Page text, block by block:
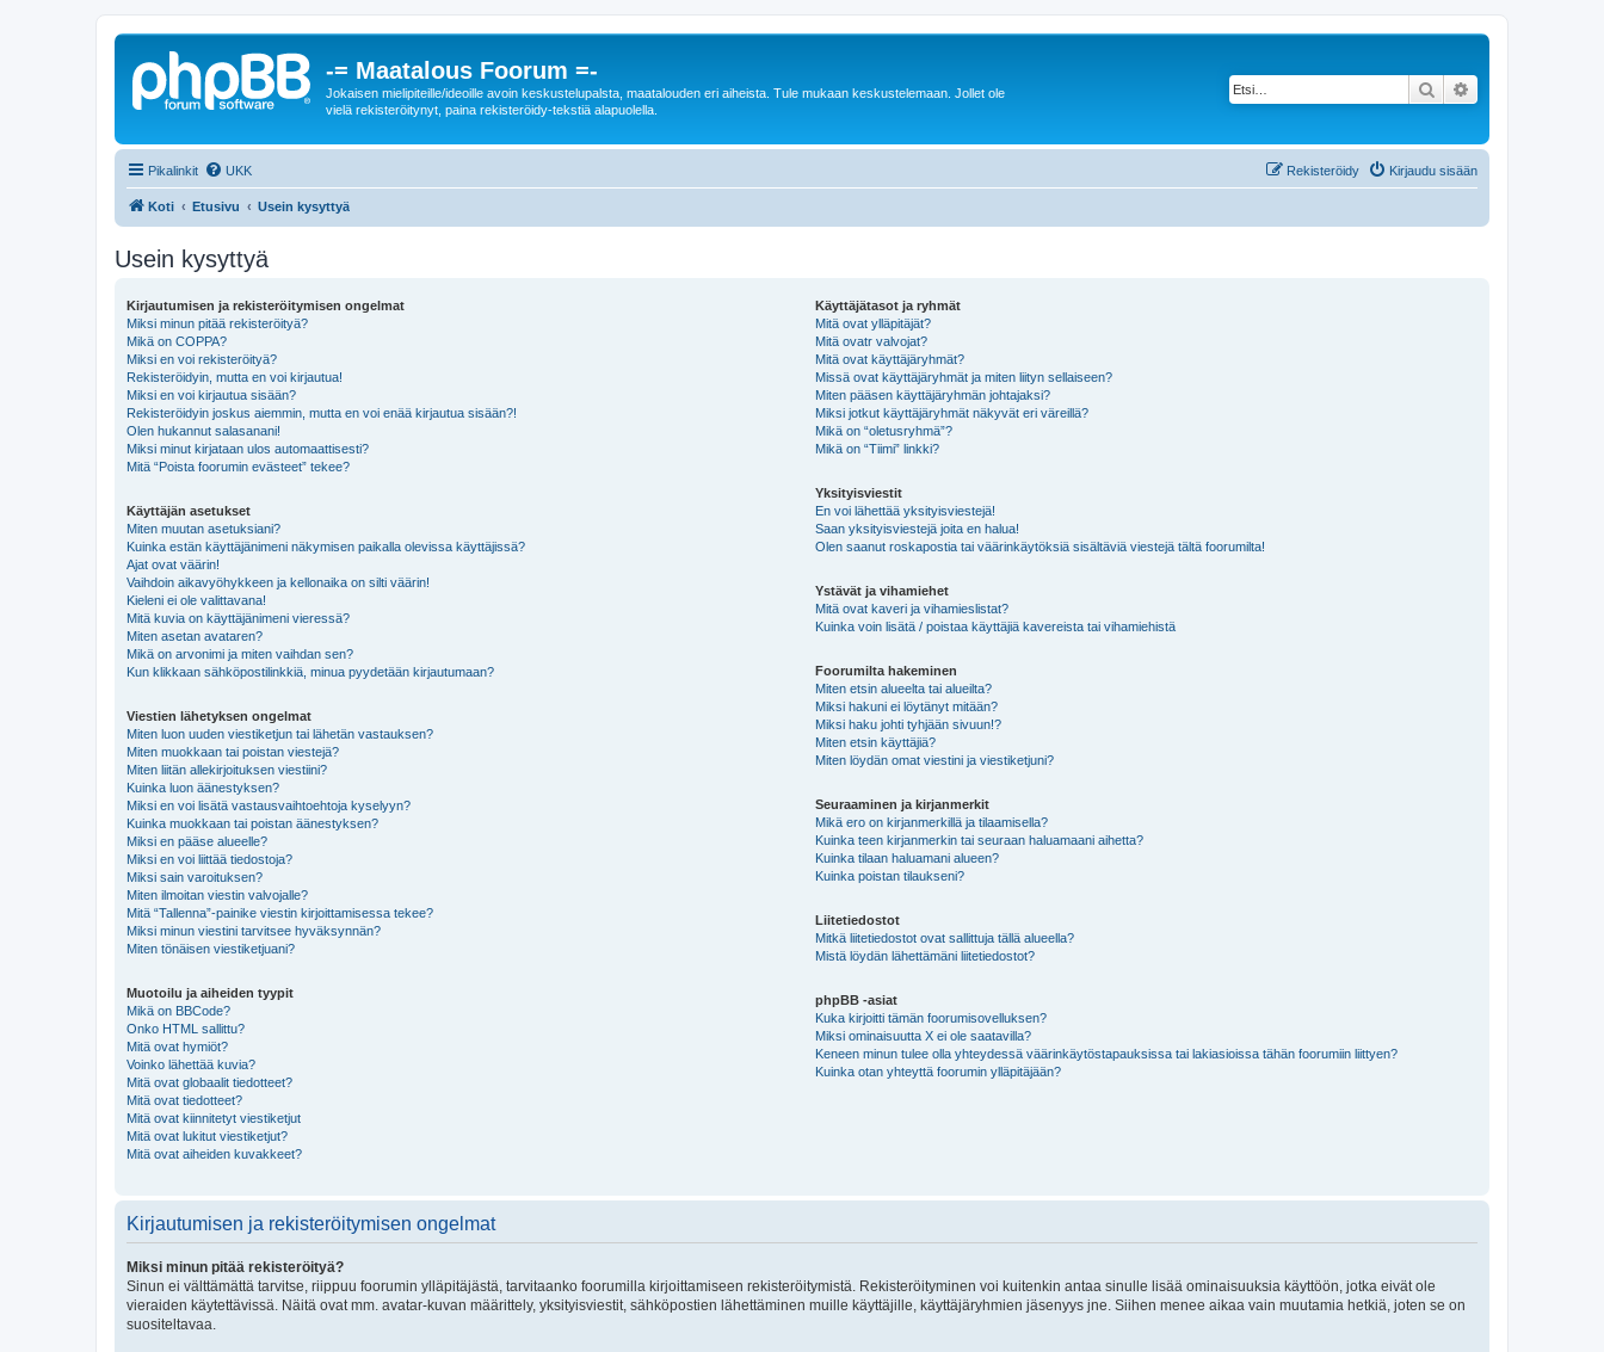
-= Maatalous Foorum =-
Jokaisen mielipiteille/ideoille avoin keskustelupalsta, maatalouden eri aiheista. Tule mukaan keskustelemaan. Jollet ole
vielä rekisteröitynyt, paina rekisteröidy-tekstiä alapuolella.
Etsi
Pikalinkit UKK Kirjaudu sisään
Rekisteröidy
Koti Etusivu Usein kysyttyä
Usein kysyttyä
Kirjautumisen ja rekisteröitymisen ongelmat
Miksi minun pitää rekisteröityä?
Mikä on COPPA?
Miksi en voi rekisteröityä?
Rekisteröidyin, mutta en voi kirjautua!
Miksi en voi kirjautua sisään?
Rekisteröidyin joskus aiemmin, mutta en voi enää kirjautua sisään?!
Olen hukannut salasanani!
Miksi minut kirjataan ulos automaattisesti?
Mitä “Poista foorumin evästeet” tekee?
Käyttäjän asetukset
Miten muutan asetuksiani?
Kuinka estän käyttäjänimeni näkymisen paikalla olevissa käyttäjissä?
Ajat ovat väärin!
Vaihdoin aikavyöhykkeen ja kellonaika on silti väärin!
Kieleni ei ole valittavana!
Mitä kuvia on käyttäjänimeni vieressä?
Miten asetan avataren?
Mikä on arvonimi ja miten vaihdan sen?
Kun klikkaan sähköpostilinkkiä, minua pyydetään kirjautumaan?
Viestien lähetyksen ongelmat
Miten luon uuden viestiketjun tai lähetän vastauksen?
Miten muokkaan tai poistan viestejä?
Miten liitän allekirjoituksen viestiini?
Kuinka luon äänestyksen?
Miksi en voi lisätä vastausvaihtoehtoja kyselyyn?
Kuinka muokkaan tai poistan äänestyksen?
Miksi en pääse alueelle?
Miksi en voi liittää tiedostoja?
Miksi sain varoituksen?
Miten ilmoitan viestin valvojalle?
Mitä “Tallenna”-painike viestin kirjoittamisessa tekee?
Miksi minun viestini tarvitsee hyväksynnän?
Miten tönäisen viestiketjuani?
Muotoilu ja aiheiden tyypit
Mikä on BBCode?
Onko HTML sallittu?
Mitä ovat hymiöt?
Voinko lähettää kuvia?
Mitä ovat globaalit tiedotteet?
Mitä ovat tiedotteet?
Mitä ovat kiinnitetyt viestiketjut
Mitä ovat lukitut viestiketjut?
Mitä ovat aiheiden kuvakkeet?
Käyttäjätasot ja ryhmät
Mitä ovat ylläpitäjät?
Mitä ovatr valvojat?
Mitä ovat käyttäjäryhmät?
Missä ovat käyttäjäryhmät ja miten liityn sellaiseen?
Miten pääsen käyttäjäryhmän johtajaksi?
Miksi jotkut käyttäjäryhmät näkyvät eri väreillä?
Mikä on “oletusryhmä”?
Mikä on “Tiimi” linkki?
Yksityisviestit
En voi lähettää yksityisviestejä!
Saan yksityisviestejä joita en halua!
Olen saanut roskapostia tai väärinkäytöksiä sisältäviä viestejä tältä foorumilta!
Ystävät ja vihamiehet
Mitä ovat kaveri ja vihamieslistat?
Kuinka voin lisätä / poistaa käyttäjiä kavereista tai vihamiehistä
Foorumilta hakeminen
Miten etsin alueelta tai alueilta?
Miksi hakuni ei löytänyt mitään?
Miksi haku johti tyhjään sivuun!?
Miten etsin käyttäjiä?
Miten löydän omat viestini ja viestiketjuni?
Seuraaminen ja kirjanmerkit
Mikä ero on kirjanmerkillä ja tilaamisella?
Kuinka teen kirjanmerkin tai seuraan haluamaani aihetta?
Kuinka tilaan haluamani alueen?
Kuinka poistan tilaukseni?
Liitetiedostot
Mitkä liitetiedostot ovat sallittuja tällä alueella?
Mistä löydän lähettämäni liitetiedostot?
phpBB -asiat
Kuka kirjoitti tämän foorumisovelluksen?
Miksi ominaisuutta X ei ole saatavilla?
Keneen minun tulee olla yhteydessä väärinkäytöstapauksissa tai lakiasioissa tähän foorumiin liittyen?
Kuinka otan yhteyttä foorumin ylläpitäjään?
Kirjautumisen ja rekisteröitymisen ongelmat
Miksi minun pitää rekisteröityä?
Sinun ei välttämättä tarvitse, riippuu foorumin ylläpitäjästä, tarvitaanko foorumilla kirjoittamiseen rekisteröitymistä. Rekisteröityminen voi kuitenkin antaa sinulle lisää ominaisuuksia käyttöön, jotka eivät ole
vieraiden käytettävissä. Näitä ovat mm. avatar-kuvan määrittely, yksityisviestit, sähköpostien lähettäminen muille käyttäjille, käyttäjäryhmien jäsenyys jne. Siihen menee aikaa vain muutamia hetkiä, joten se on
suositeltavaa.